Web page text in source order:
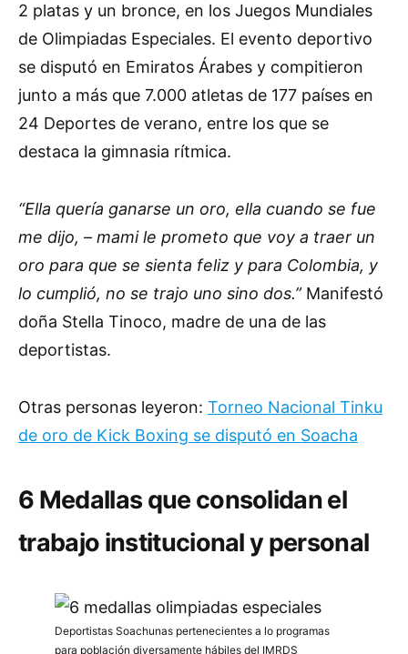
2 platas y un bronce, en los Juegos Mundiales
de Olimpiadas Especiales. El evento deportivo
se disputó en Emiratos Árabes y compitieron
junto a más que 7.000 atletas de 177 países en
24 Deportes de verano, entre los que se
destaca la gimnasia rítmica.
“Ella quería ganarse un oro, ella cuando se fue
me dijo, – mami le prometo que voy a traer un
oro para que se sienta feliz y para Colombia, y
lo cumplió, no se trajo uno sino dos.” Manifestó
doña Stella Tinoco, madre de una de las
deportistas.
Otras personas leyeron: Torneo Nacional Tinku
de oro de Kick Boxing se disputó en Soacha
6 Medallas que consolidan el
trabajo institucional y personal
Deportistas Soachunas pertenecientes a lo programas
para población diversamente hábiles del IMRDS